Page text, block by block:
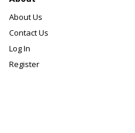
About Us
Contact Us
Log In
Register